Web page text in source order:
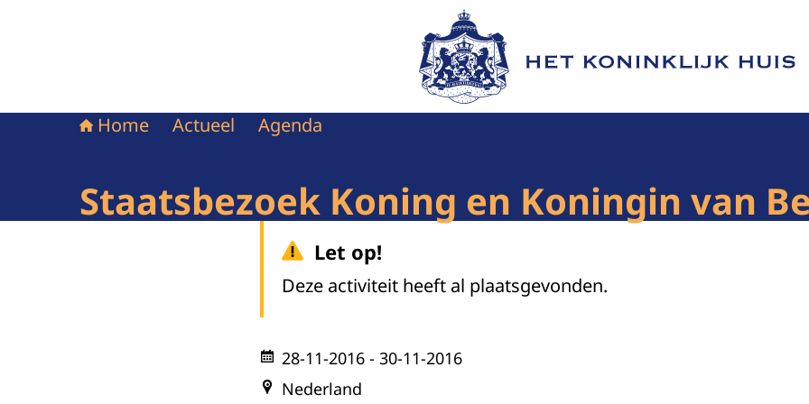
Naar de homepage van Het Koninklijk Huis
Home Actueel Agenda
Staatsbezoek Koning en Koningin van
Let op!
Deze activiteit heeft al plaatsgevonden.
28-11-2016 - 30-11-2016
Nederland